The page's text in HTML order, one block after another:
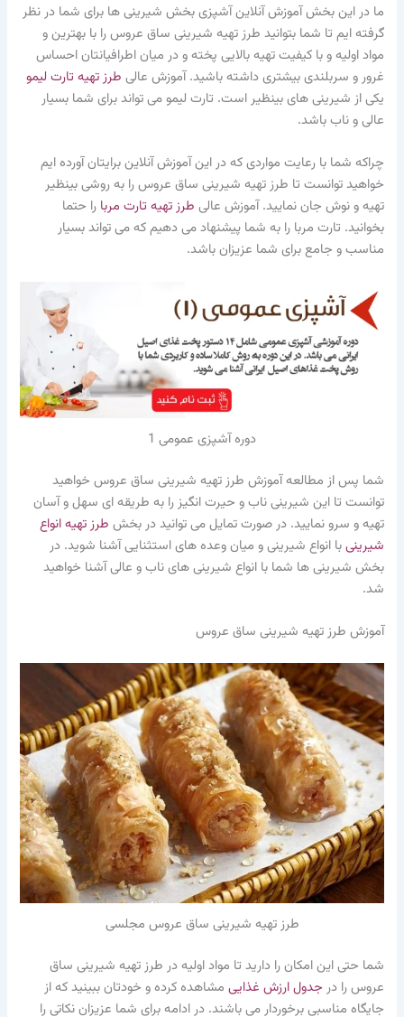
ما در این بخش آموزش آنلاین آشپزی بخش شیرینی ها برای شما در نظر
گرفته ایم تا شما بتوانید طرز تهیه شیرینی ساق عروس را با بهترین و
مواد اولیه و با کیفیت تهیه بالایی پخته و در میان اطرافیانتان احساس
غرور و سربلندی بیشتری داشته باشید. آموزش عالی طرز تهیه تارت لیمو
یکی از شیرینی های بینظیر است. تارت لیمو می تواند برای شما بسیار
عالی و ناب باشد.
چراکه شما با رعایت مواردی که در این آموزش آنلاین برایتان آورده ایم
خواهید توانست تا طرز تهیه شیرینی ساق عروس را به روشی بینظیر
تهیه و نوش جان نمایید. آموزش عالی طرز تهیه تارت مربا را حتما
بخوانید. تارت مربا را به شما پیشنهاد می دهیم که می تواند بسیار
مناسب و جامع برای شما عزیزان باشد.
دوره آشپزی عمومی 1
شما پس از مطالعه آموزش طرز تهیه شیرینی ساق عروس خواهید
توانست تا این شیرینی ناب و حیرت انگیز را به طریقه ای سهل و آسان
تهیه و سرو نمایید. در صورت تمایل می توانید در بخش طرز تهیه انواع
شیرینیبا انواع شیرینی و میان وعده های استثنایی آشنا شوید. در
بخش شیرینی ها شما با انواع شیرینی های ناب و عالی آشنا خواهید
شد.
آموزش طرز تهیه شیرینی ساق عروس
طرز تهیه شیرینی ساق عروس مجلسی
شما حتی این امکان را دارید تا مواد اولیه در طرز تهیه شیرینی ساق
عروس را درجدول ارزش غذایی مشاهده کرده و خودتان ببینید که از
جایگاه مناسبی برخوردار می باشند. در ادامه برای شما عزیزان نکاتی را